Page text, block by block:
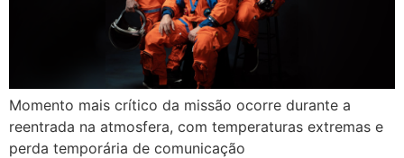
Momento mais crítico da missão ocorre durante a
reentrada na atmosfera, com temperaturas extremas e
perda temporária de comunicação